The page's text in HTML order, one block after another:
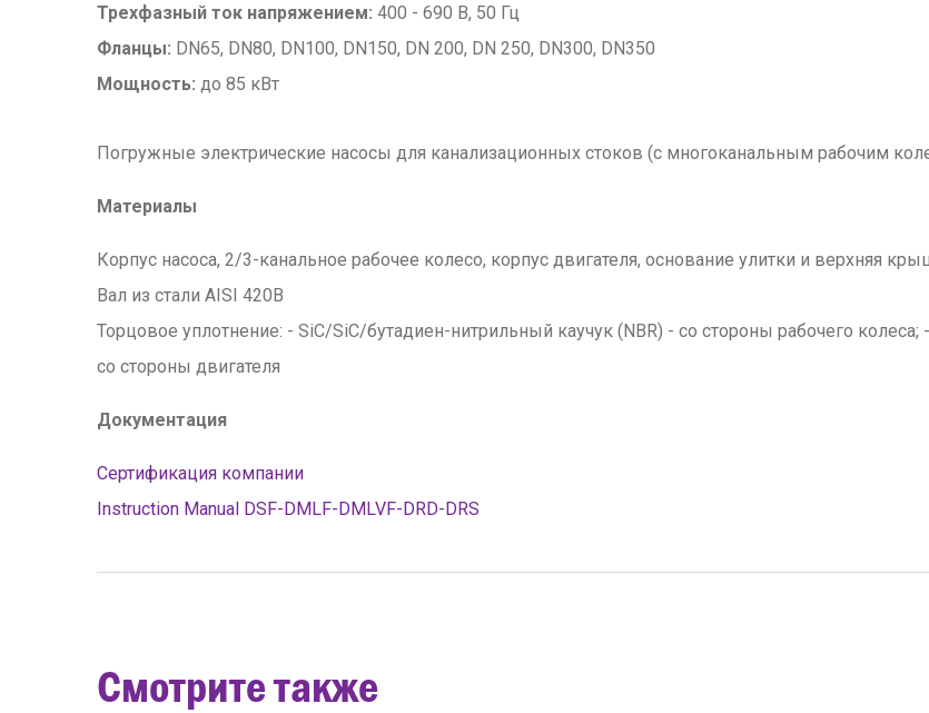
Трехфазный ток напряжением: 400 - 690 В, 50 Гц
Фланцы: DN65, DN80, DN100, DN150, DN 200, DN 250, DN300, DN350
Мощность: до 85 кВт
Погружные электрические насосы для канализационных стоков (с многоканальным рабочим
Материалы
Корпус насоса, 2/3-канальное рабочее колесо, корпус двигателя, основание улитки и верхняя
Вал из стали AISI 420B
Торцовое уплотнение: - SiC/SiC/бутадиен-нитрильный каучук (NBR) - со стороны рабочего
со стороны двигателя
Документация
Сертификация компании
Instruction Manual DSF-DMLF-DMLVF-DRD-DRS
Смотрите также